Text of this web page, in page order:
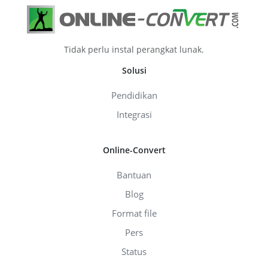
Tidak perlu instal perangkat lunak.
Solusi
Pendidikan
Integrasi
Online-Convert
Bantuan
Blog
Format file
Pers
Status